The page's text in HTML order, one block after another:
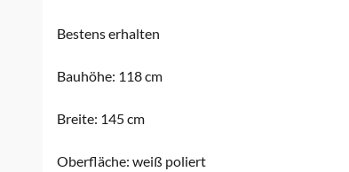
Bestens erhalten
Bauhöhe: 118 cm
Breite: 145 cm
Oberfläche: weiß poliert